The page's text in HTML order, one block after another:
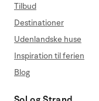
Tilbud
Destinationer
Udenlandske huse
Inspiration til ferien
Blog